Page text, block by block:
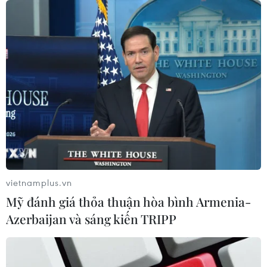
Thương mại Việt Nam-Australia
hướng tới những động lực tăng
trưởng mới
08/08/2026 03:29
Nghệ An: OCOP đã có thương hiệu,
vì sao nông sản vẫn lo đầu ra?
08/08/2026 03:28
Quảng Trị quyết tâm bàn giao sớm
mặt bằng Dự án Nhà máy điện gió
LIG-Hướng Hóa 1
08/08/2026 02:33
vietnamplus.vn
Mỹ đánh giá thỏa thuận hòa bình Armenia-
Azerbaijan và sáng kiến TRIPP